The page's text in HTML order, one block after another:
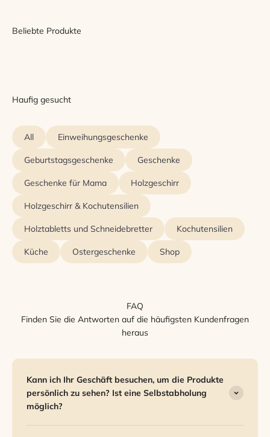
Beliebte Produkte
Haufig gesucht
All Einweihungsgeschenke
Geburtstagsgeschenke Geschenke
Geschenke für Mama Holzgeschirr
Holzgeschirr & Kochutensilien
Holztabletts und Schneidebretter Kochutensilien
Küche Ostergeschenke Shop
FAQ
Finden Sie die Antworten auf die häufigsten Kundenfragen
heraus
Kann ich Ihr Geschäft besuchen, um die Produkte
persönlich zu sehen? Ist eine Selbstabholung
möglich?